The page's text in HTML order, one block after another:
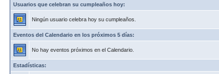
Usuarios que celebran su cumpleaños hoy:
Ningún usuario celebra hoy su cumpleaños.
Eventos del Calendario en los próximos 5 días:
No hay eventos próximos en el Calendario.
Estadísticas: